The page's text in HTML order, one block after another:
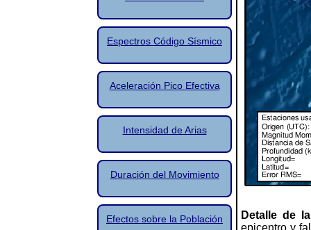
Espectros Código Sísmico
Aceleración Pico Efectiva
Intensidad de Arias
Duración del Movimiento
Efectos sobre la Población
Detalle de
epicentro y